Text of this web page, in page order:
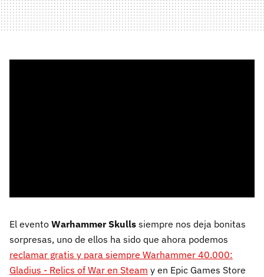
El evento Warhammer Skulls siempre nos deja bonitas
sorpresas, uno de ellos ha sido que ahora podemos
reclamar gratis y para siempre Warhammer 40.000:
Gladius - Relics of War en Steam y en Epic Games Store